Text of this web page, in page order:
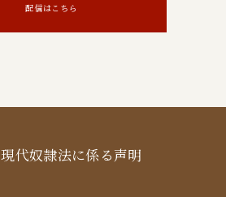
配信はこちら
現代奴隷法に係る声明